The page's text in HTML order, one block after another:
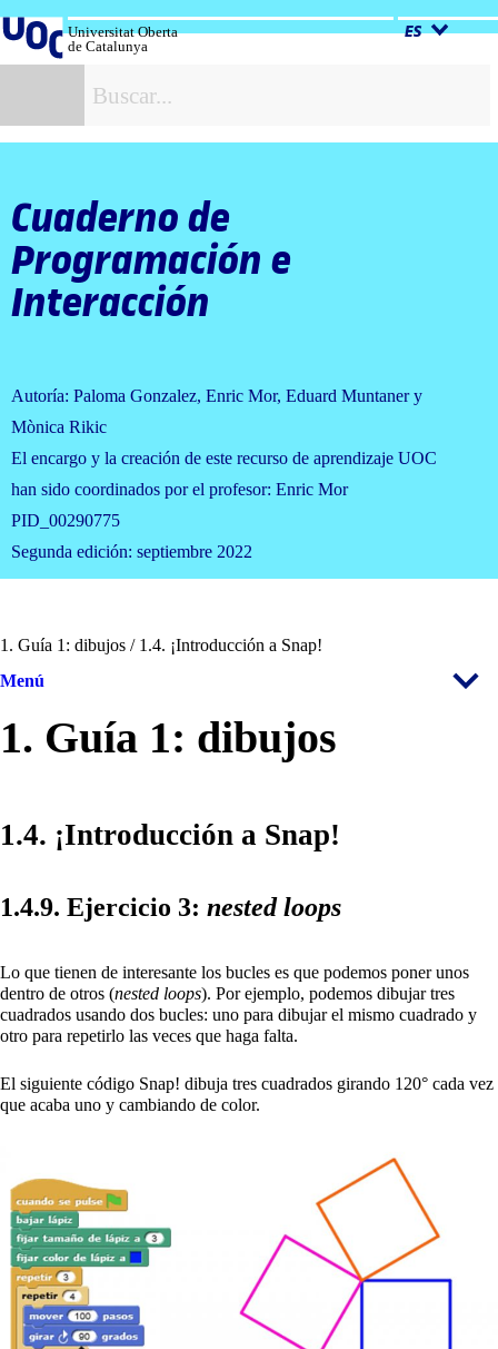
al
contenido
Universitat Oberta
de Catalunya
ES
Cuaderno de
Programación e
Interacción
Autoría: Paloma Gonzalez, Enric Mor, Eduard Muntaner y
Mònica Rikic
El encargo y la creación de este recurso de aprendizaje UOC
han sido coordinados por el profesor: Enric Mor
PID_00290775
Segunda edición: septiembre 2022
1. Guía 1: dibujos / 1.4. ¡Introducción a Snap!
Menú
1. Guía 1: dibujos
1.4. ¡Introducción a Snap!
1.4.9. Ejercicio 3: nested loops
Lo que tienen de interesante los bucles es que podemos poner unos
dentro de otros (nested loops). Por ejemplo, podemos dibujar tres
cuadrados usando dos bucles: uno para dibujar el mismo cuadrado y
otro para repetirlo las veces que haga falta.
El siguiente código Snap! dibuja tres cuadrados girando 120° cada vez
que acaba uno y cambiando de color.